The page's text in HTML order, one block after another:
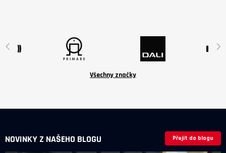
‹ ›
Všechny značky
NOVINKY Z NAŠEHO BLOGU Přejít do blogu